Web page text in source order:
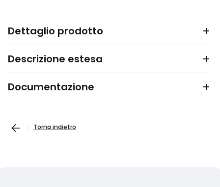
Dettaglio prodotto
Descrizione estesa
Documentazione
Torna indietro